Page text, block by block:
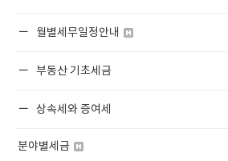
월별세무일정안내
부동산 기초세금
상속세와 증여세
분야별세금